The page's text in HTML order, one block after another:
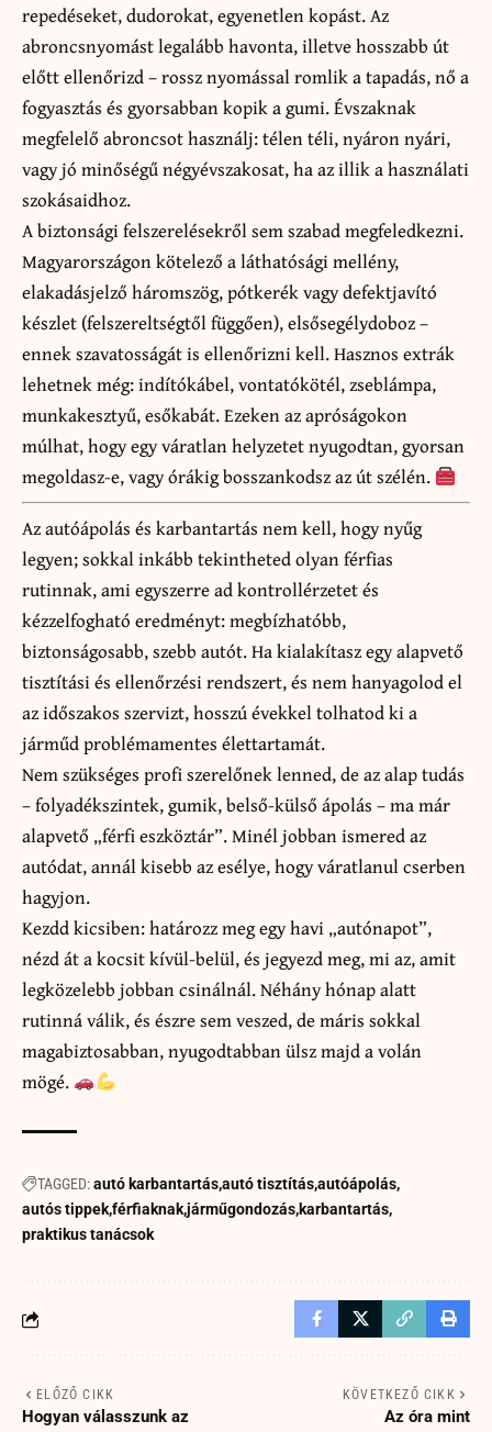
repedéseket, dudorokat, egyenetlen kopást. Az
abroncsnyomást legalább havonta, illetve hosszabb út
előtt ellenőrizd – rossz nyomással romlik a tapadás, nő a
fogyasztás és gyorsabban kopik a gumi. Évszaknak
megfelelő abroncsot használj: télen téli, nyáron nyári,
vagy jó minőségű négyévszakosat, ha az illik a használati
szokásaidhoz.
A biztonsági felszerelésekről sem szabad megfeledkezni.
Magyarországon kötelező a láthatósági mellény,
elakadásjelző háromszög, pótkerék vagy defektjavító
készlet (felszereltségtől függően), elsősegélydoboz –
ennek szavatosságát is ellenőrizni kell. Hasznos extrák
lehetnek még: indítókábel, vontatókötél, zseblámpa,
munkakesztyű, esőkabát. Ezeken az apróságokon
múlhat, hogy egy váratlan helyzetet nyugodtan, gyorsan
megoldasz-e, vagy órákig bosszankodsz az út szélén.
Az autóápolás és karbantartás nem kell, hogy nyűg
legyen; sokkal inkább tekintheted olyan férfias
rutinnak, ami egyszerre ad kontrollérzetet és
kézzelfogható eredményt: megbízhatóbb,
biztonságosabb, szebb autót. Ha kialakítasz egy alapvető
tisztítási és ellenőrzési rendszert, és nem hanyagolod el
az időszakos szervizt, hosszú évekkel tolhatod ki a
járműd problémamentes élettartamát.
Nem szükséges profi szerelőnek lenned, de az alap tudás
– folyadékszintek, gumik, belső-külső ápolás – ma már
alapvető „férfi eszköztár”. Minél jobban ismered az
autódat, annál kisebb az esélye, hogy váratlanul cserben
hagyjon.
Kezdd kicsiben: határozz meg egy havi „autónapot”,
nézd át a kocsit kívül-belül, és jegyezd meg, mi az, amit
legközelebb jobban csinálnál. Néhány hónap alatt
rutinná válik, és észre sem veszed, de máris sokkal
magabiztosabban, nyugodtabban ülsz majd a volán
mögé.
TAGGED:autó karbantartásautó tisztításautóápolás
autós tippekférfiaknakjárműgondozás karbantartás
praktikus tanácsok
ELŐZŐ CIKK
Hogyan válasszunk az
KÖVETKEZŐ CIKK
Az óra mint